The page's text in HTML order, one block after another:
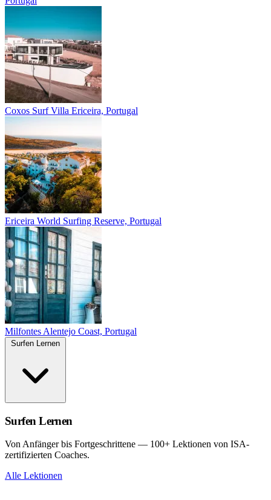
Coxos Surf Villa Ericeira, Portugal
Ericeira World Surfing Reserve, Portugal
Milfontes Alentejo Coast, Portugal
Surfen Lernen
Von Anfänger bis Fortgeschrittene — 100+ Lektionen von ISA-
zertifizierten Coaches.
Alle Lektionen